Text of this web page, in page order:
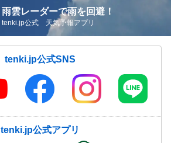
雨雲レーダーで雨を回避！
tenki.jp公式 天気予報アプリ
tenki.jp公式SNS
tenki.jp公式アプリ